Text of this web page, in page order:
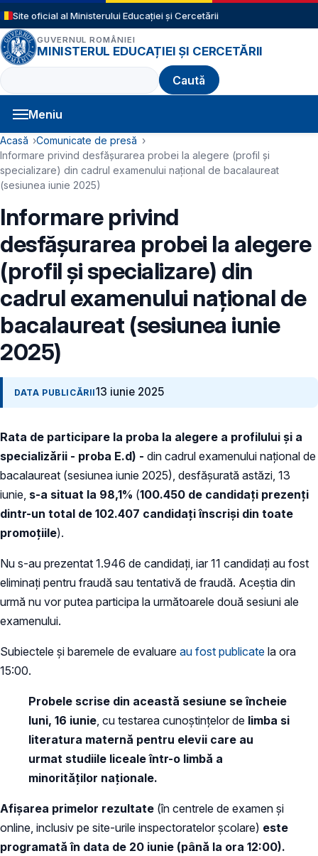
Sari la conținutul principal
Site oficial al Ministerului Educației și Cercetării
GUVERNUL ROMÂNIEI
MINISTERUL EDUCAȚIEI ȘI CERCETĂRII
Caută
Meniu
Navigație principală
Cale de navigare
Acasă
Comunicate de presă
Informare privind desfășurarea probei la alegere (profil și
specializare) din cadrul examenului național de bacalaureat
(sesiunea iunie 2025)
Informare privind
desfășurarea probei la alegere
(profil și specializare) din
cadrul examenului național de
bacalaureat (sesiunea iunie
2025)
DATA PUBLICĂRII13 iunie 2025
Rata de participare la proba la alegere a profilului și a
specializării - proba E.d) - din cadrul examenului național de
bacalaureat (sesiunea iunie 2025), desfășurată astăzi, 13
iunie, s-a situat la 98,1% (100.450 de candidați prezenți
dintr-un total de 102.407 candidați înscriși din toate
promoțiile).
Nu s-au prezentat 1.946 de candidați, iar 11 candidați au fost
eliminați pentru fraudă sau tentativă de fraudă. Aceștia din
urmă nu vor putea participa la următoarele două sesiuni ale
examenului.
Subiectele și baremele de evaluare au fost publicate la ora
15:00.
Probele scrise din această sesiune se încheie
luni, 16 iunie , cu testarea cunoștințelor de limba si
literatura maternă pentru elevii care au
urmat studiile liceale într-o limbă a
minorităților naționale.
Afișarea primelor rezultate (în centrele de examen și
online, inclusiv pe site-urile inspectoratelor școlare) este
programată în data de 20 iunie (până la ora 12:00).